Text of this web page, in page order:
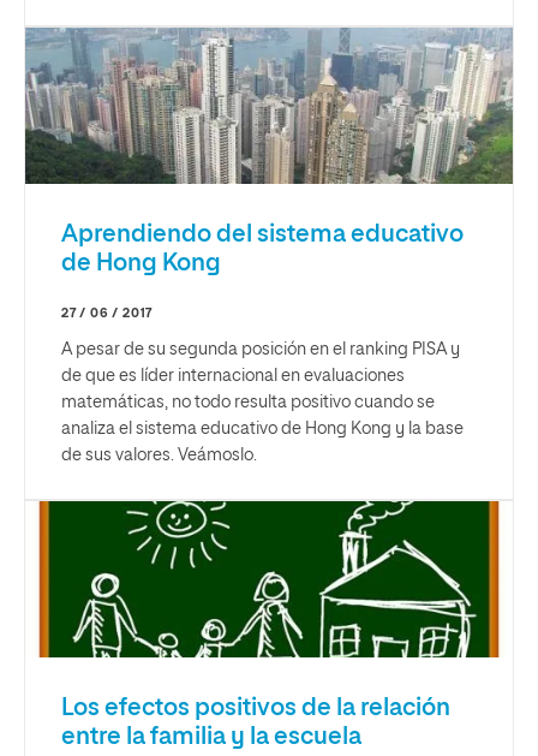
Aprendiendo del sistema educativo
de Hong Kong
27 / 06 / 2017
A pesar de su segunda posición en el ranking PISA y
de que es líder internacional en evaluaciones
matemáticas, no todo resulta positivo cuando se
analiza el sistema educativo de Hong Kong y la base
de sus valores. Veámoslo.
Los efectos positivos de la relación
entre la familia y la escuela